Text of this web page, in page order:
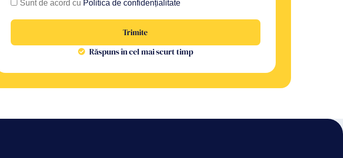
Sunt de acord cu Politica de confidențialitate
Trimite
Răspuns în cel mai scurt timp